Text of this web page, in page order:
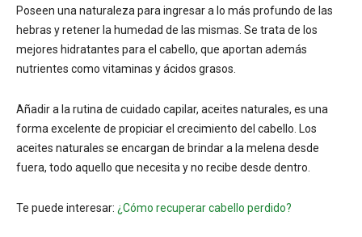
Poseen una naturaleza para ingresar a lo más profundo de las
hebras y retener la humedad de las mismas. Se trata de los
mejores hidratantes para el cabello, que aportan además
nutrientes como vitaminas y ácidos grasos.
Añadir a la rutina de cuidado capilar, aceites naturales, es una
forma excelente de propiciar el crecimiento del cabello. Los
aceites naturales se encargan de brindar a la melena desde
fuera, todo aquello que necesita y no recibe desde dentro.
Te puede interesar: ¿Cómo recuperar cabello perdido?